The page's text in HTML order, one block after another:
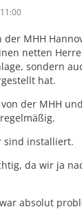
der MHH
netten
sondern
hat.
der MHH
sind installiert.
da wir ja
absolut